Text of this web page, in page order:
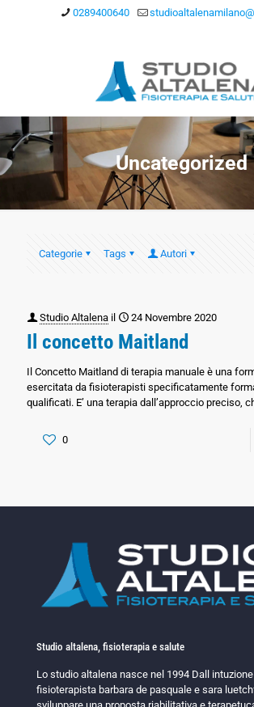
0289400640
Uncategorized
Categorie Tags Autori
Studio Altalena il 24 Novembre 2020
Il concetto Maitland
Il Concetto Maitland di terapia manuale è una
esercitata da fisioterapisti specificatamente
qualificati. E’ una terapia dall’approccio preciso,
0
Studio altalena, fisioterapia e salute
Lo studio altalena nasce nel 1994 Dall
fisioterapista barbara de pasquale e sara